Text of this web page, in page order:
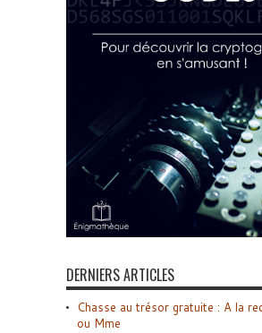
DERNIERS ARTICLES
Chasse au trésor gratuite : A la
ou Mme